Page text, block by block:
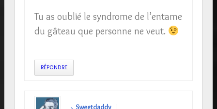
Tu as oublié le syndrome de l’entame
du gâteau que personne ne veut.
RÉPONDRE
Sweetdaddy